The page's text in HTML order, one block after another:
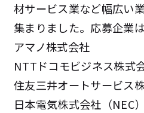
材サービス業など幅広い
集まりました。応募企業
アマノ株式会社
NTTドコモビジネス株式
住友三井オートサービス
日本電気株式会社（NEC）